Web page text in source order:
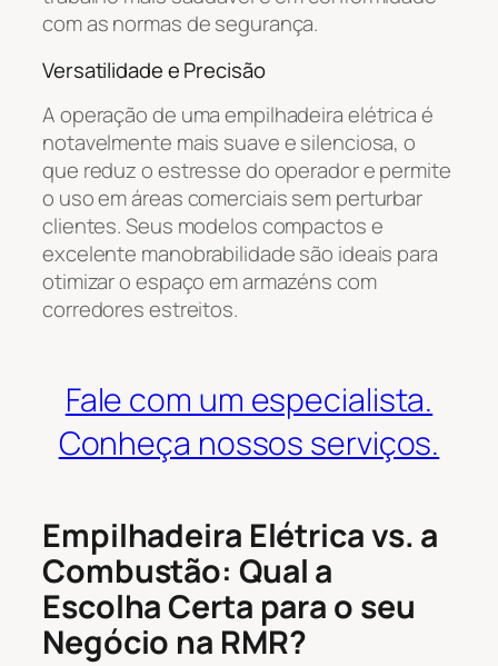
com as normas de segurança.
Versatilidade e Precisão
A operação de uma empilhadeira elétrica é
notavelmente mais suave e silenciosa, o
que reduz o estresse do operador e permite
o uso em áreas comerciais sem perturbar
clientes. Seus modelos compactos e
excelente manobrabilidade são ideais para
otimizar o espaço em armazéns com
corredores estreitos.
Fale com um especialista.
Conheça nossos serviços.
Empilhadeira Elétrica vs. a
Combustão: Qual a
Escolha Certa para o seu
Negócio na RMR?